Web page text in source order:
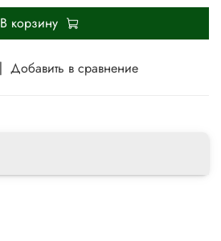
Добавить в сравнение
В корзину